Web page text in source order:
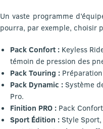
Un vaste programme
pourra, par exemple, choisir
Pack Confort : Keyless
témoin de pression des
Pack Touring :
Pack Dynamic : Système
Pro.
Finition PRO : Pack
Sport Édition : Style